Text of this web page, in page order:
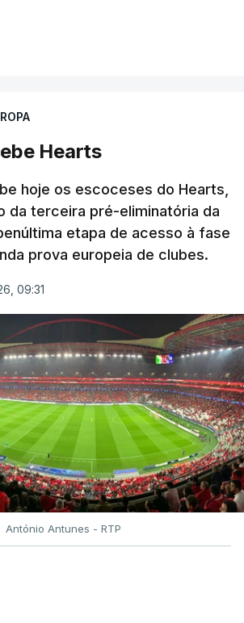
Hearts
hoje os escoceses do Hearts,
da terceira pré-eliminatória da
etapa de acesso à fase
prova europeia de clubes.
09:31
António Antunes - RTP